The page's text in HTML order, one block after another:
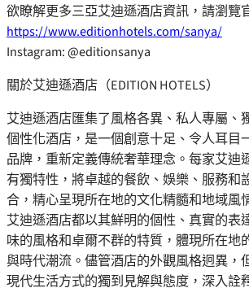
欲瞭解更多三亞艾迪遜酒店資訊，請瀏覽
https://www.editionhotels.com/sanya/
Instagram: @editionsanya
關於艾迪遜酒店（EDITION HOTELS）
艾迪遜酒店匯集了風格各異、私人專屬、
個性化酒店，是一個創意十足、令人耳目
品牌，重新定義傳統奢華理念。每家艾迪
有獨特性，將卓越的餐飲、娛樂、服務和
合，精心呈現所在地的文化精髓和地域風
艾迪遜酒店都以其鮮明的個性、真實的表
味的風格和卓爾不群的特質，體現所在地
與時代潮流。儘管酒店的外觀風格迥異，
現代生活方式的獨到見解與態度，深入詮